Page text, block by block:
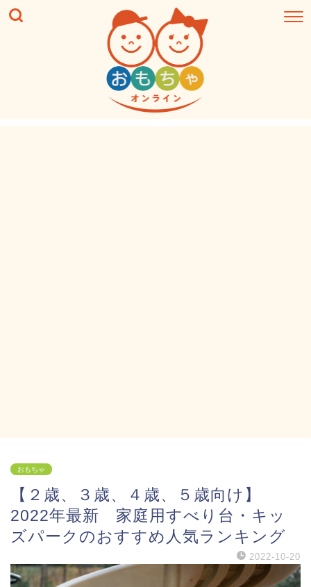
おもちゃ
【２歳、３歳、４歳、５歳向け】
2022年最新 家庭用すべり台・キッ
ズパークのおすすめ人気ランキング
2022-10-20